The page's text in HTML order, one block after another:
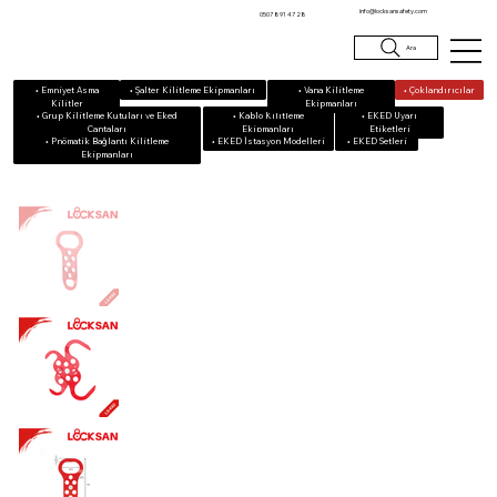
0507 891 47 28 info@locksansafety.com
Ara
• Emniyet Asma
Kilitler
• Grup Kilitleme Kutuları ve Eked
Çantaları
• Şalter Kilitleme Ekipmanları
• Kablo Kilitleme
Ekipmanları
• Vana Kilitleme
Ekipmanları
• Pnömatik Bağlantı Kilitleme
Ekipmanları
• Çoklandırıcılar
• EKED Uyarı
Etiketleri
• EKED Setleri
• EKED İstasyon Modelleri